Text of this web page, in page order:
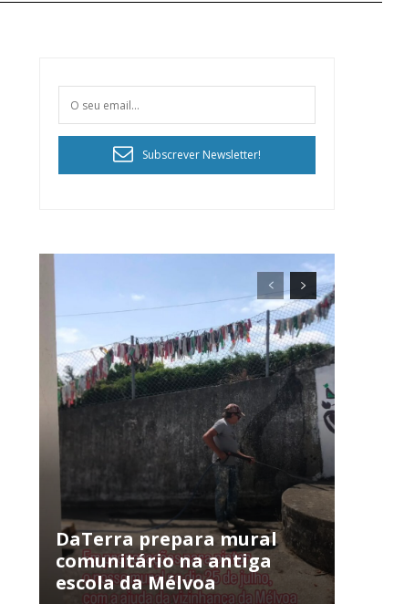
Subscrever Newsletter!
DaTerra prepara mural
comunitário na antiga
escola da Mélvoa